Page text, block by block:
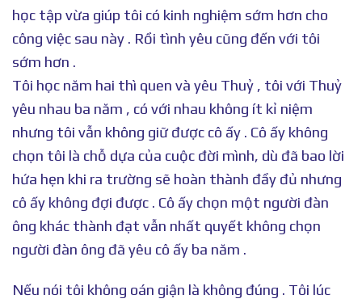
học tập vừa giúp tôi có kinh nghiệm sớm hơn cho
công việc sau này . Rồi tình yêu cũng đến với tôi
sớm hơn .
Tôi học năm hai thì quen và yêu Thuỷ , tôi với Thuỷ
yêu nhau ba năm , có với nhau không ít kỉ niệm
nhưng tôi vẫn không giữ được cô ấy . Cô ấy không
chọn tôi là chỗ dựa của cuộc đời mình, dù đã bao lời
hứa hẹn khi ra trường sẽ hoàn thành đầy đủ nhưng
cô ấy không đợi được . Cô ấy chọn một người đàn
ông khác thành đạt vẫn nhất quyết không chọn
người đàn ông đã yêu cô ấy ba năm .
Nếu nói tôi không oán giận là không đúng . Tôi lúc